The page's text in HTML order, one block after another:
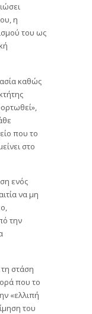
η
του ως
καθώς
που το
στο
ενός
να μη
την
στάση
που το
«ελλιπή
του